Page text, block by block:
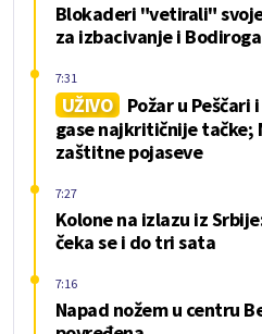
Blokaderi "vetirali"
za izbacivanje i
UŽIVO
Požar u
gase najkritičnije tačke;
zaštitne pojaseve
7:31
Kolone na izlazu iz
čeka se i do tri sata
7:27
Napad nožem u centru
7:16